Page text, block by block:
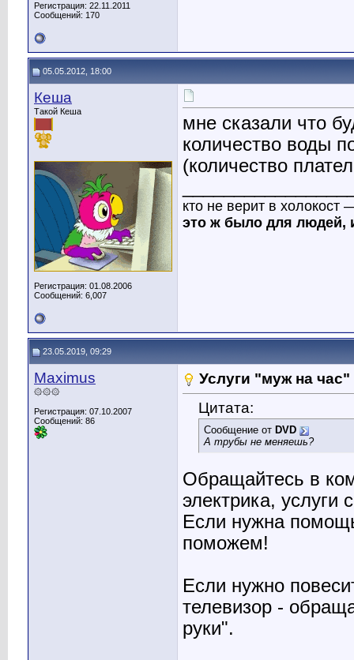
Регистрация: 22.11.2011
Сообщений: 170
05.05.2012, 18:00
Кеша
Такой Кеша
Регистрация: 01.08.2006
Сообщений: 6,007
мне сказали что
количество воды
(количество
кто не верит в холокост
это ж было для людей,
23.05.2019, 09:29
Maximus
۞۞۞
Регистрация: 07.10.2007
Сообщений: 86
Услуги "муж на
Цитата:
Сообщение от DVD
А трубы не меняешь?
Обращайтесь в
электрика, услуги
Если нужна
поможем!
Если нужно
телевизор -
руки".